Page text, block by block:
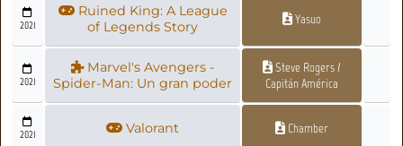
2021
Ruined King: A League
of Legends Story
Yasuo
2021
Marvel's Avengers -
Spider-Man: Un gran poder
Steve Rogers /
Capitán América
2021 Valorant Chamber